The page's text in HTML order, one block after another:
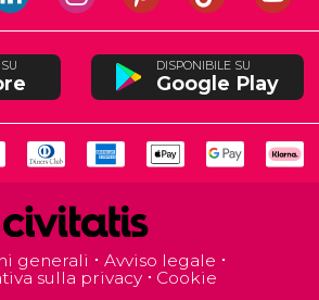
DISPONIBILE SU
Google Play
generali
Avviso legale
sulla privacy
Cookie